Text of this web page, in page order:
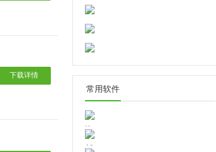
下载详情
件)v1.1绿色版
淘宝标题优化助手v1.0绿色版
网易闪电邮V2.4.1.30官方版
FlashFXPv5.4.0.3970中文免费
版
常用软件